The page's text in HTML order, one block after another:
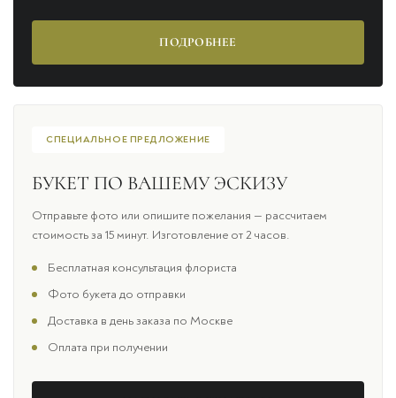
ПОДРОБНЕЕ
СПЕЦИАЛЬНОЕ ПРЕДЛОЖЕНИЕ
БУКЕТ ПО ВАШЕМУ ЭСКИЗУ
Отправьте фото или опишите пожелания — рассчитаем
стоимость за 15 минут. Изготовление от 2 часов.
Бесплатная консультация флориста
Фото букета до отправки
Доставка в день заказа по Москве
Оплата при получении